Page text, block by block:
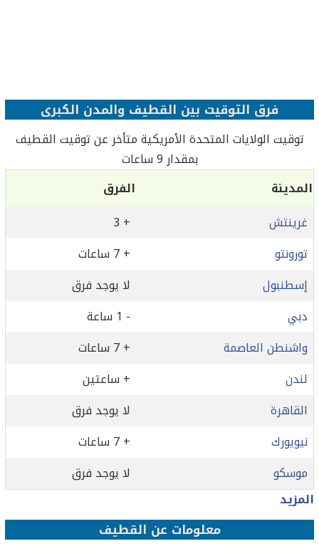
فرق التوقيت بين القطيف‎ والمدن الكبرى
بمقدار 9 ساعات
المدينة
الفرق
غرينتش
+ 3
تورونتو
+ 7 ساعات
إسطنبول
لا يوجد فرق
دبي
- 1 ساعة
واشنطن العاصمة
+ 7 ساعات
لندن
+ ساعتين
القاهرة
لا يوجد فرق
نيويورك
+ 7 ساعات
موسكو
لا يوجد فرق
المزيد
معلومات عن القطيف‎